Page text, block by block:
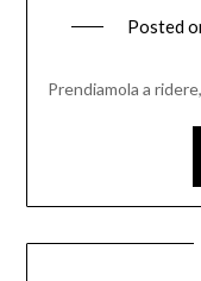
Posted
Prendiamola a